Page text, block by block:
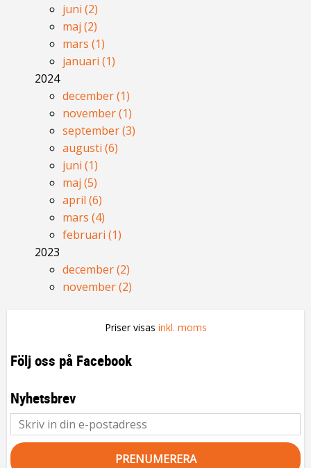
juni (2)
maj (2)
mars (1)
januari (1)
2024
december (1)
november (1)
september (3)
augusti (6)
juni (1)
maj (5)
april (6)
mars (4)
februari (1)
2023
december (2)
november (2)
Priser visas inkl. moms
Följ oss på Facebook
Nyhetsbrev
PRENUMERERA